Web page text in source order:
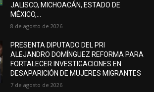
JALISCO, MICHOACÁN, ESTADO DE
MÉXICO,...
8 de agosto de 2026
PRESENTA DIPUTADO DEL PRI
ALEJANDRO DOMÍNGUEZ REFORMA PARA
FORTALECER INVESTIGACIONES EN
DESAPARICIÓN DE MUJERES MIGRANTES
7 de agosto de 2026